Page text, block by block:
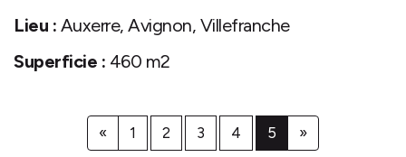
Lieu : Auxerre, Avignon, Villefranche
Superficie : 460 m2
« 1 2 3 4 5 »